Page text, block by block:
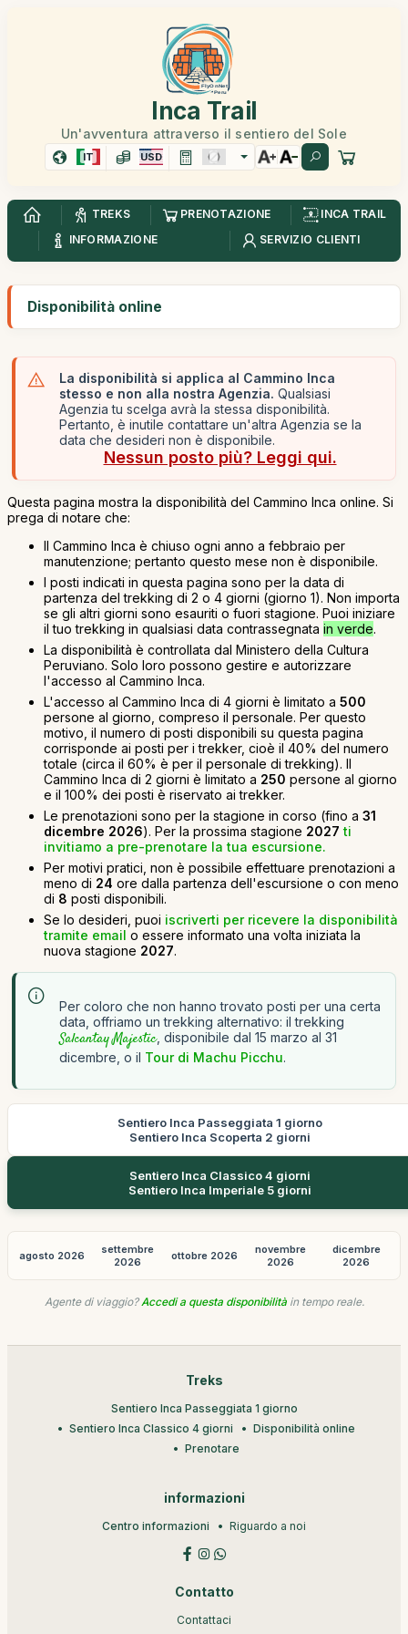
Inca Trail
Un'avventura attraverso il sentiero del Sole
IT USD
TREKS PRENOTAZIONE
INCA TRAIL
INFORMAZIONE
SERVIZIO CLIENTI
Disponibilità online
La disponibilità si applica al Cammino Inca
stesso e non alla nostra Agenzia. Qualsiasi
Agenzia tu scelga avrà la stessa disponibilità.
Pertanto, è inutile contattare un'altra Agenzia se la
data che desideri non è disponibile.
Nessun posto più? Leggi qui.
Questa pagina mostra la disponibilità del Cammino Inca online. Si
prega di notare che:
Il Cammino Inca è chiuso ogni anno a febbraio per
manutenzione; pertanto questo mese non è disponibile.
I posti indicati in questa pagina sono per la data di
partenza del trekking di 2 o 4 giorni (giorno 1). Non importa
se gli altri giorni sono esauriti o fuori stagione. Puoi iniziare
il tuo trekking in qualsiasi data contrassegnata in verde.
La disponibilità è controllata dal Ministero della Cultura
Peruviano. Solo loro possono gestire e autorizzare
l'accesso al Cammino Inca.
L'accesso al Cammino Inca di 4 giorni è limitato a 500
persone al giorno, compreso il personale. Per questo
motivo, il numero di posti disponibili su questa pagina
corrisponde ai posti per i trekker, cioè il 40% del numero
totale (circa il 60% è per il personale di trekking). Il
Cammino Inca di 2 giorni è limitato a 250 persone al giorno
e il 100% dei posti è riservato ai trekker.
Le prenotazioni sono per la stagione in corso (fino a 31
dicembre 2026). Per la prossima stagione 2027 ti
invitiamo a pre-prenotare la tua escursione.
Per motivi pratici, non è possibile effettuare prenotazioni a
meno di 24 ore dalla partenza dell'escursione o con meno
di 8 posti disponibili.
Se lo desideri, puoi iscriverti per ricevere la disponibilità
tramite email o essere informato una volta iniziata la
nuova stagione 2027.
Per coloro che non hanno trovato posti per una certa
data, offriamo un trekking alternativo: il trekking
Salcantay Majestic, disponibile dal 15 marzo al 31
dicembre, o il Tour di Machu Picchu.
Sentiero Inca Passeggiata 1 giorno
Sentiero Inca Scoperta 2 giorni
Sentiero Inca Classico 4 giorni
Sentiero Inca Imperiale 5 giorni
agosto 2026
settembre
2026
ottobre 2026
novembre
2026
dicembre
2026
Agente di viaggio?Accedi a questa disponibilitàin tempo reale.
Treks
Sentiero Inca Passeggiata 1 giorno
Sentiero Inca Classico 4 giorni
Disponibilità online
Prenotare
informazioni
Centro informazioni Riguardo a noi
Contatto
Contattaci